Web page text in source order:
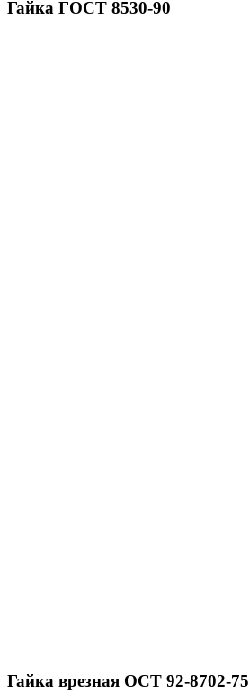
Гайка ГОСТ 8530-90
Гайка врезная ОСТ 92-8702-75